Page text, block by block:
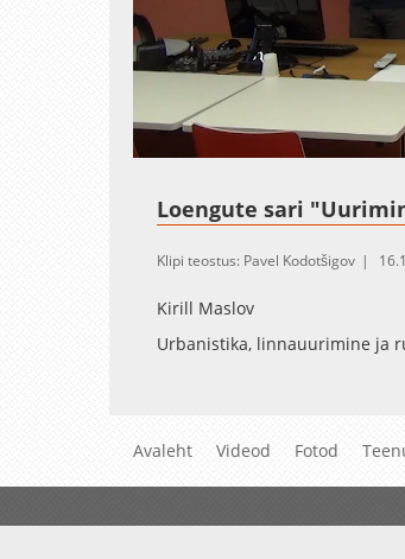
Loengute sari
Klipi teostus: Pavel Kodotšigov
Kirill Maslov
Urbanistika, linnauurimine ja
Avaleht Videod Fotod